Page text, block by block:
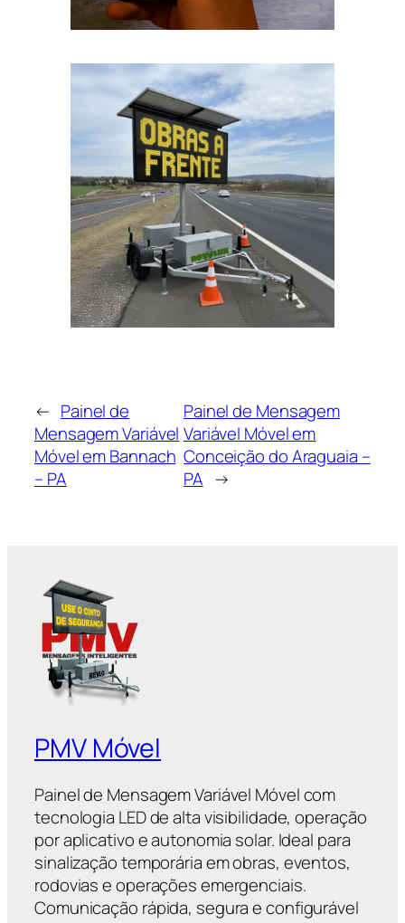
← Painel de
Mensagem Variável
Móvel em Bannach
– PA
Painel de Mensagem
Variável Móvel em
Conceição do Araguaia –
PA →
PMV Móvel
Painel de Mensagem Variável Móvel com
tecnologia LED de alta visibilidade, operação
por aplicativo e autonomia solar. Ideal para
sinalização temporária em obras, eventos,
rodovias e operações emergenciais.
Comunicação rápida, segura e configurável